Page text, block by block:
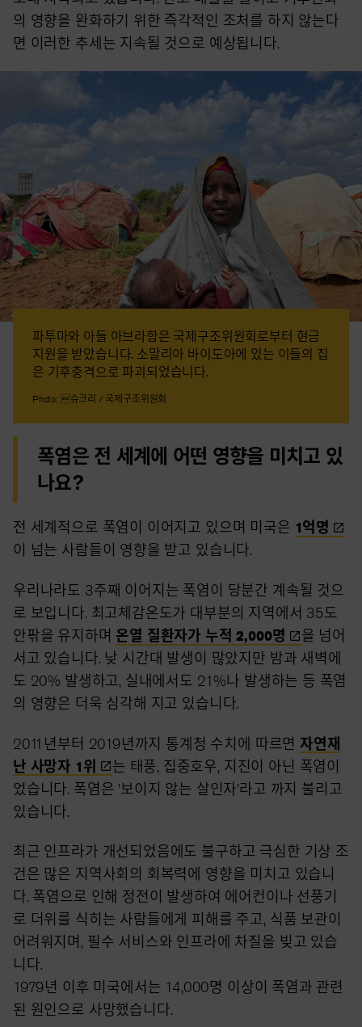
의 영향을 완화하기 위한 즉각적인 조처를 하지 않는다
면 이러한 추세는 지속될 것으로 예상됩니다.
파투마와 아들 아브라함은 국제구조위원회로부터 현금
지원을 받았습니다. 소말리아 바이도아에 있는 이들의 집
은 기후충격으로 파괴되었습니다.
Photo: 슈크리 / 국제구조위원회
폭염은 전 세계에 어떤 영향을 미치고 있
나요?
전 세계적으로 폭염이 이어지고 있으며 미국은 1억명
이 넘는 사람들이 영향을 받고 있습니다.
우리나라도 3주째 이어지는 폭염이 당분간 계속될 것으
로 보입니다. 최고체감온도가 대부분의 지역에서 35도
안팎을 유지하며 온열 질환자가 누적2,000명
을 넘어
서고 있습니다. 낮 시간대 발생이 많았지만 밤과 새벽에
도 20% 발생하고, 실내에서도 21%나 발생하는 등 폭염
의 영향은 더욱 심각해 지고 있습니다.
2011년부터 2019년까지 통계청 수치에 따르면 자연재
난 사망자 1위
는 태풍, 집중호우, 지진이 아닌 폭염이
었습니다. 폭염은 '보이지 않는 살인자'라고 까지 불리고
있습니다.
최근 인프라가 개선되었음에도 불구하고 극심한 기상 조
건은 많은 지역사회의 회복력에 영향을 미치고 있습니
다. 폭염으로 인해 정전이 발생하여 에어컨이나 선풍기
로 더위를 식히는 사람들에게 피해를 주고, 식품 보관이
어려워지며, 필수 서비스와 인프라에 차질을 빚고 있습
니다.
1979년 이후 미국에서는 14,000명 이상이 폭염과 관련
된 원인으로 사망했습니다.